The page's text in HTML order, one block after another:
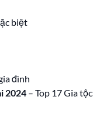
biệt
đình
2024 – Top 17 Gia tộc